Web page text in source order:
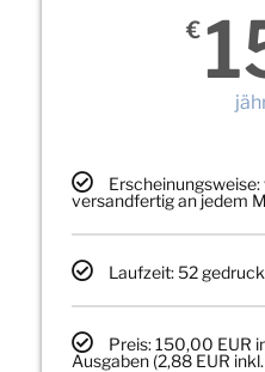
€
versandfertig an jedem
Laufzeit: 52
Preis: 150,00 EUR
Ausgaben (2,88 EUR